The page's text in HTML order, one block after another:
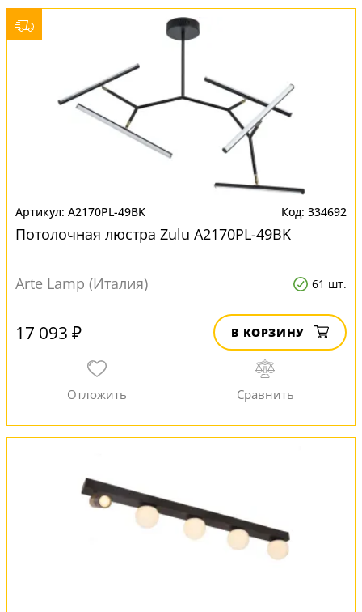
A2170PL-49BK 334692
Потолочная люстра Zulu A2170PL-49BK
Arte Lamp (Италия) 61 шт.
17 093 ₽ В КОРЗИНУ